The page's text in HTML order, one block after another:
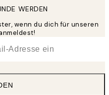
WERDEN
wenn du dich für unseren